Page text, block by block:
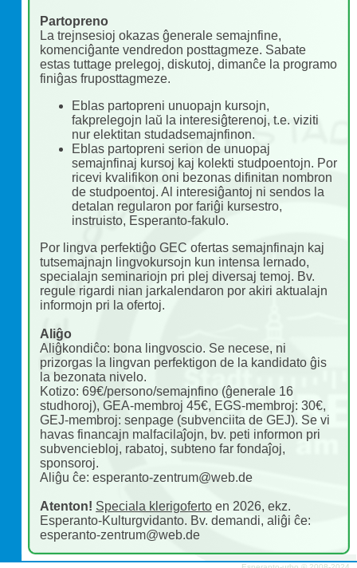
Partopreno
La trejnsesioj okazas ĝenerale semajnfine,
komenciĝante vendredon posttagmeze. Sabate
estas tuttage prelegoj, diskutoj, dimanĉe la programo
finiĝas fruposttagmeze.
Eblas partopreni unuopajn kursojn,
fakprelegojn laŭ la interesiĝterenoj, t.e. viziti
nur elektitan studadsemajnfinon.
Eblas partopreni serion de unuopaj
semajnfinaj kursoj kaj kolekti studpoentojn. Por
ricevi kvalifikon oni bezonas difinitan nombron
de studpoentoj. Al interesiĝantoj ni sendos la
detalan regularon por fariĝi kursestro,
instruisto, Esperanto-fakulo.
Por lingva perfektiĝo GEC ofertas semajnfinajn kaj
tutsemajnajn lingvokursojn kun intensa lernado,
specialajn seminariojn pri plej diversaj temoj. Bv.
regule rigardi nian jarkalendaron por akiri aktualajn
informojn pri la ofertoj.
Aliĝo
Aliĝkondiĉo: bona lingvoscio. Se necese, ni
prizorgas la lingvan perfektigon de la kandidato ĝis
la bezonata nivelo.
Kotizo: 69€/persono/semajnfino (ĝenerale 16
studhoroj), GEA-membroj 45€, EGS-membroj: 30€,
GEJ-membroj: senpage (subvenciita de GEJ). Se vi
havas financajn malfacilaĵojn, bv. peti informon pri
subvenciebloj, rabatoj, subteno far fondaĵoj,
sponsoroj.
Aliĝu ĉe: esperanto-zentrum@web.de
Atenton! Speciala klerigoferto en 2026, ekz.
Esperanto-Kulturgvidanto. Bv. demandi, aliĝi ĉe:
esperanto-zentrum@web.de